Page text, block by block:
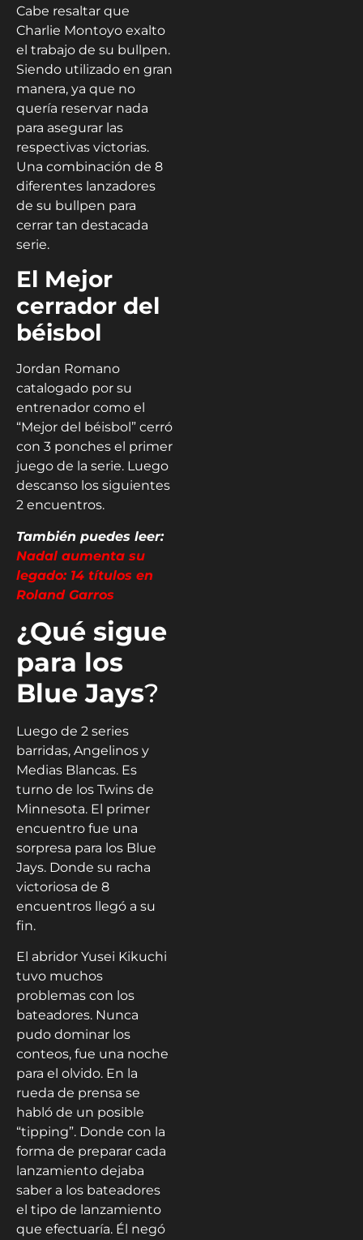
Cabe resaltar que
Charlie Montoyo exalto
el trabajo de su bullpen.
Siendo utilizado en gran
manera, ya que no
quería reservar nada
para asegurar las
respectivas victorias.
Una combinación de 8
diferentes lanzadores
de su bullpen para
cerrar tan destacada
serie.
El Mejor
cerrador del
béisbol
Jordan Romano
catalogado por su
entrenador como el
“Mejor del béisbol” cerró
con 3 ponches el primer
juego de la serie. Luego
descanso los siguientes
2 encuentros.
También puedes leer:
Nadal aumenta su
legado: 14 títulos en
Roland Garros
¿Qué sigue
para los
Blue Jays?
Luego de 2 series
barridas, Angelinos y
Medias Blancas. Es
turno de los Twins de
Minnesota. El primer
encuentro fue una
sorpresa para los Blue
Jays. Donde su racha
victoriosa de 8
encuentros llegó a su
fin.
El abridor Yusei Kikuchi
tuvo muchos
problemas con los
bateadores. Nunca
pudo dominar los
conteos, fue una noche
para el olvido. En la
rueda de prensa se
habló de un posible
“tipping”. Donde con la
forma de preparar cada
lanzamiento dejaba
saber a los bateadores
el tipo de lanzamiento
que efectuaría. Él negó